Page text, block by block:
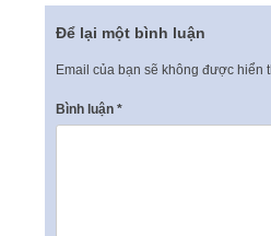
Để lại một bình luận
Email của bạn sẽ không được hiển
Bình luận *